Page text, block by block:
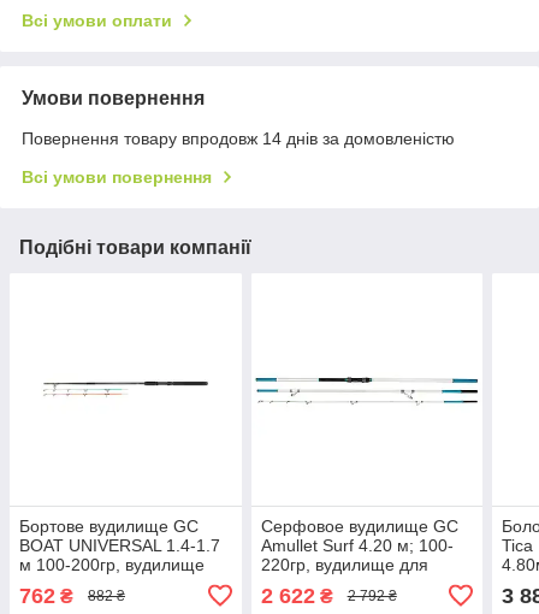
Всі умови оплати
Умови повернення
Повернення товару впродовж 14 днів за домовленістю
Всі умови повернення
Подібні товари компанії
Бортове вудилище GC
BOAT UNIVERSAL 1.4-1.7
м 100-200гр, вудилище
762 ₴ 882 ₴
Серфовое вудилище GC
Amullet Surf 4.20 м; 100-
220гр, вудилище для
риболовлі
2 622₴ 2 792 ₴
Tica
3